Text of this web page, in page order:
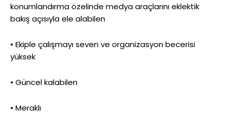
konumlandırma özelinde medya araçlarını eklektik
bakış açısıyla ele alabilen
• Ekiple çalışmayı seven ve organizasyon becerisi
yüksek
• Güncel kalabilen
• Meraklı